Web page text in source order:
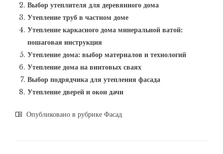
Выбор утеплителя для деревянного дома
Утепление труб в частном доме
Утепление каркасного дома минеральной ватой:
пошаговая инструкция
Утепление дома: выбор материалов и технологий
Утепление дома на винтовых сваях
Выбор подрядчика для утепления фасада
Утепление дверей и окон дачи
Опубликовано в рубрике Фасад